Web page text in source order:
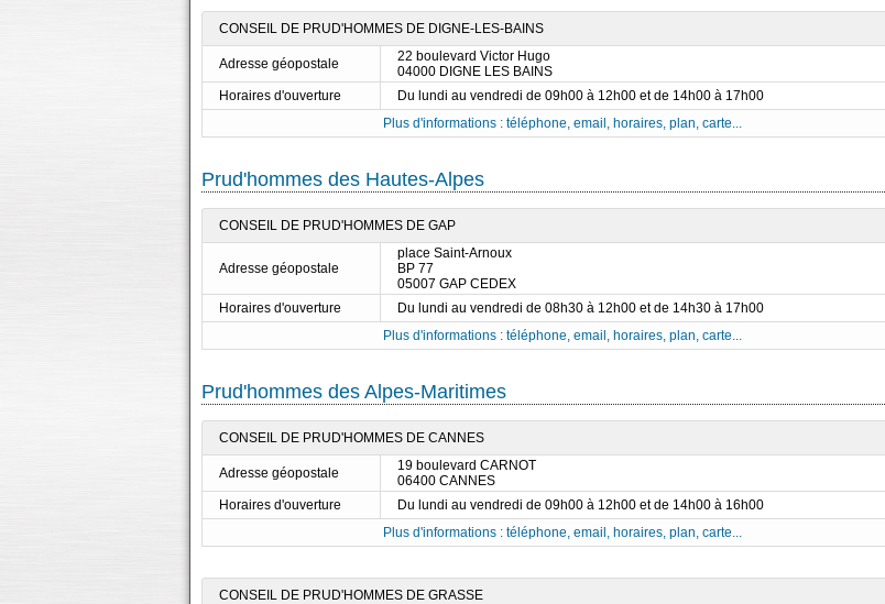
CONSEIL DE PRUD'HOMMES DE DIGNE-LES-BAINS
Adresse géopostale
22 boulevard Victor Hugo
04000 DIGNE LES BAINS
Horaires d'ouverture
Du lundi au vendredi de 09h00 à 12h00 et de 14h00 à 17h00
Plus d'informations : téléphone, email, horaires, plan, carte...
Prud'hommes des Hautes-Alpes
CONSEIL DE PRUD'HOMMES DE GAP
Adresse géopostale
place Saint-Arnoux
BP 77
05007 GAP CEDEX
Horaires d'ouverture
Du lundi au vendredi de 08h30 à 12h00 et de 14h30 à 17h00
Plus d'informations : téléphone, email, horaires, plan, carte...
Prud'hommes des Alpes-Maritimes
CONSEIL DE PRUD'HOMMES DE CANNES
Adresse géopostale
19 boulevard CARNOT
06400 CANNES
Horaires d'ouverture
Du lundi au vendredi de 09h00 à 12h00 et de 14h00 à 16h00
Plus d'informations : téléphone, email, horaires, plan, carte...
CONSEIL DE PRUD'HOMMES DE GRASSE